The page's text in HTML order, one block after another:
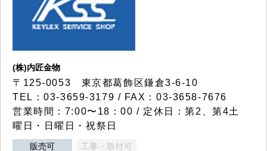
(株)内匠金物
〒125-0053 東京都葛飾区鎌倉3-6-10
TEL：03-3659-3179 / FAX：03-3658-7676
営業時間：7:00〜18：00 / 定休日：第2、第4土
曜日・日曜日・祝祭日
販売可 工事・取付可